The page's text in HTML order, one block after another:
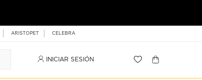
ARISTOPET CELEBRA
INICIAR SESIÓN